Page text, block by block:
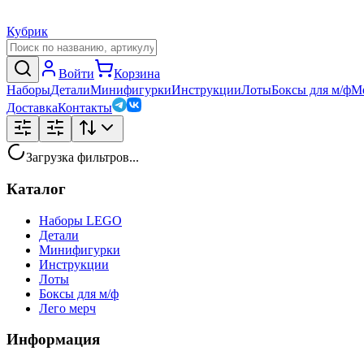
Кубрик
Войти
Корзина
НаборыДеталиМинифигуркиИнструкцииЛотыБоксы для м/ф
ДоставкаКонтакты
Загрузка фильтров...
Каталог
Наборы LEGO
Детали
Минифигурки
Инструкции
Лоты
Боксы для м/ф
Лего мерч
Информация